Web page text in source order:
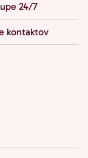
24/7
kontaktov